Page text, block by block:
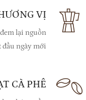
VỊ
lại nguồn
ngày mới
CÀ PHÊ